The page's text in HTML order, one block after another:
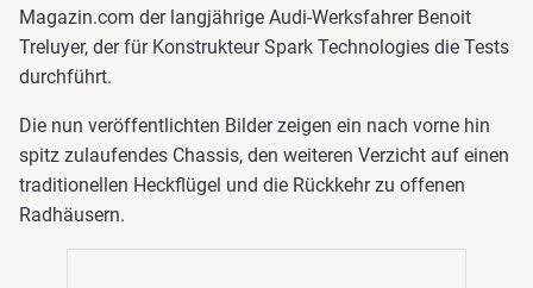
Magazin.com der langjährige Audi-Werksfahrer Benoit
Treluyer, der für Konstrukteur Spark Technologies die Tests
durchführt.
Die nun veröffentlichten Bilder zeigen ein nach vorne hin
spitz zulaufendes Chassis, den weiteren Verzicht auf einen
traditionellen Heckflügel und die Rückkehr zu offenen
Radhäusern.